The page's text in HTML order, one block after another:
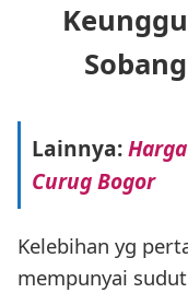
Lainnya:
Curug Bogor
Kelebihan yg
mempunyai